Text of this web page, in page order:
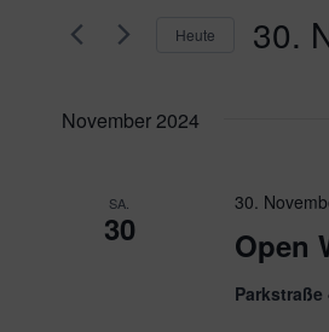
und
Navigation
Suche
Schlüsselwort.
Heute 30.
November 2024
SA.
30 Open
30.